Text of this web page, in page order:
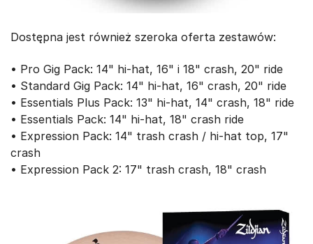
Dostępna jest również szeroka oferta zestawów:
• Pro Gig Pack: 14" hi-hat, 16" i 18" crash, 20" ride
• Standard Gig Pack: 14" hi-hat, 16" crash, 20" ride
• Essentials Plus Pack: 13" hi-hat, 14" crash, 18" ride
• Essentials Pack: 14" hi-hat, 18" crash ride
• Expression Pack: 14" trash crash / hi-hat top, 17"
crash
• Expression Pack 2: 17" trash crash, 18" crash